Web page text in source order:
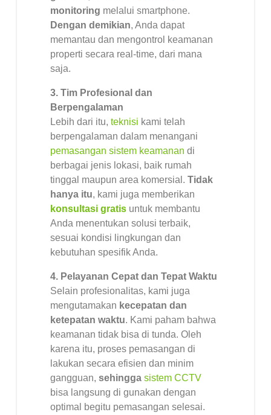
monitoring melalui smartphone.
Dengan demikian, Anda dapat
memantau dan mengontrol keamanan
properti secara real-time, dari mana
saja.
3. Tim Profesional dan
Berpengalaman
Lebih dari itu, teknisi kami telah
berpengalaman dalam menangani
pemasangan sistem keamanan di
berbagai jenis lokasi, baik rumah
tinggal maupun area komersial. Tidak
hanya itu, kami juga memberikan
konsultasi gratis untuk membantu
Anda menentukan solusi terbaik,
sesuai kondisi lingkungan dan
kebutuhan spesifik Anda.
4. Pelayanan Cepat dan Tepat Waktu
Selain profesionalitas, kami juga
mengutamakan kecepatan dan
ketepatan waktu. Kami paham bahwa
keamanan tidak bisa di tunda. Oleh
karena itu, proses pemasangan di
lakukan secara efisien dan minim
gangguan, sehingga sistem CCTV
bisa langsung di gunakan dengan
optimal begitu pemasangan selesai.